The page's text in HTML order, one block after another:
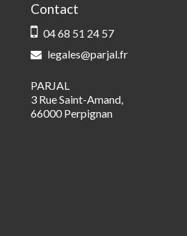
Contact
04 68 51 24 57
legales@parjal.fr
PARJAL
3 Rue Saint-Amand,
66000 Perpignan